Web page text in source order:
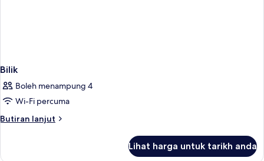
Bilik
Boleh menampung 4
Wi-Fi percuma
Butiran lanjut
Butiran
Lihat harga untuk tarikh anda